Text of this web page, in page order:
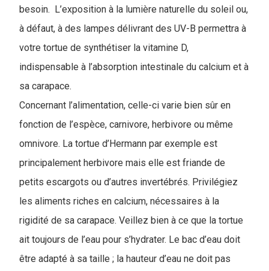
besoin. L’exposition à la lumière naturelle du soleil ou,
à défaut, à des lampes délivrant des UV-B permettra à
votre tortue de synthétiser la vitamine D,
indispensable à l’absorption intestinale du calcium et à
sa carapace.
Concernant l’alimentation, celle-ci varie bien sûr en
fonction de l’espèce, carnivore, herbivore ou même
omnivore. La tortue d’Hermann par exemple est
principalement herbivore mais elle est friande de
petits escargots ou d’autres invertébrés. Privilégiez
les aliments riches en calcium, nécessaires à la
rigidité de sa carapace. Veillez bien à ce que la tortue
ait toujours de l’eau pour s’hydrater. Le bac d’eau doit
être adapté à sa taille ; la hauteur d’eau ne doit pas